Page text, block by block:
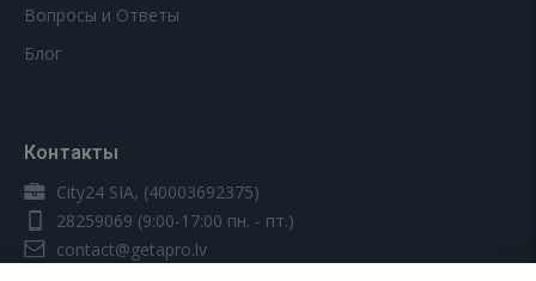
Вопросы и Ответы
Блог
Контакты
City24 SIA, (40003692375)
28259069 (9:00-17:00 пн. - пт.)
contact@getapro.lv